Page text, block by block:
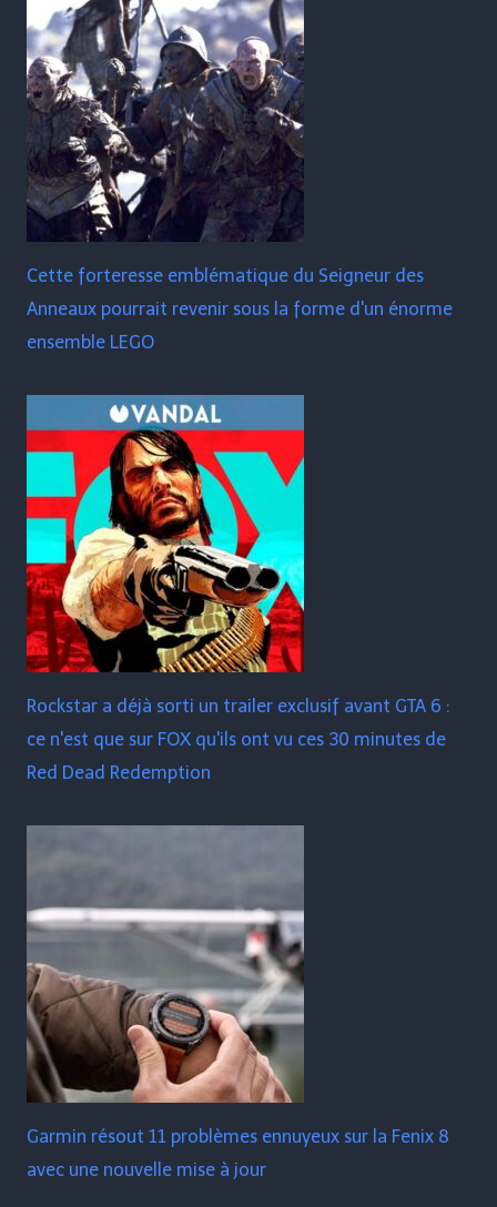
Cette forteresse emblématique du Seigneur des
Anneaux pourrait revenir sous la forme d'un énorme
ensemble LEGO
Rockstar a déjà sorti un trailer exclusif avant GTA 6 :
ce n'est que sur FOX qu'ils ont vu ces 30 minutes de
Red Dead Redemption
Garmin résout 11 problèmes ennuyeux sur la Fenix ​​​​8
avec une nouvelle mise à jour